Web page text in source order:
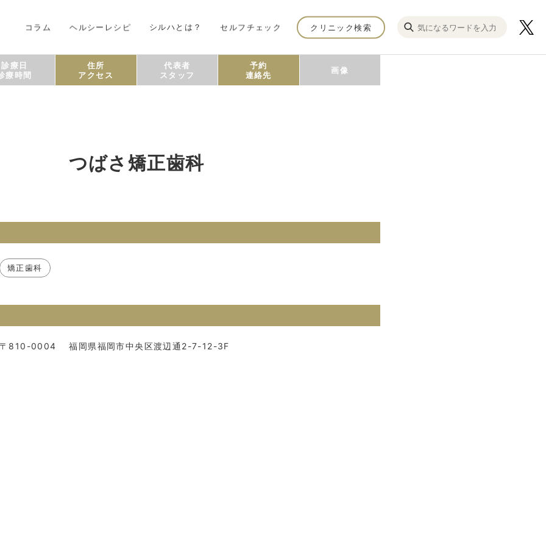
コラム ヘルシーレシピ シルハとは？ セルフチェック クリニック検索
診療日
療時間
住所
アクセス
代表者
スタッフ
予約
連絡先
画像
つばさ矯正歯科
矯正歯科
〒810-0004 福岡県福岡市中央区渡辺通2-7-12-3F